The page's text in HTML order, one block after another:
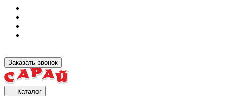
Заказать звонок
Каталог